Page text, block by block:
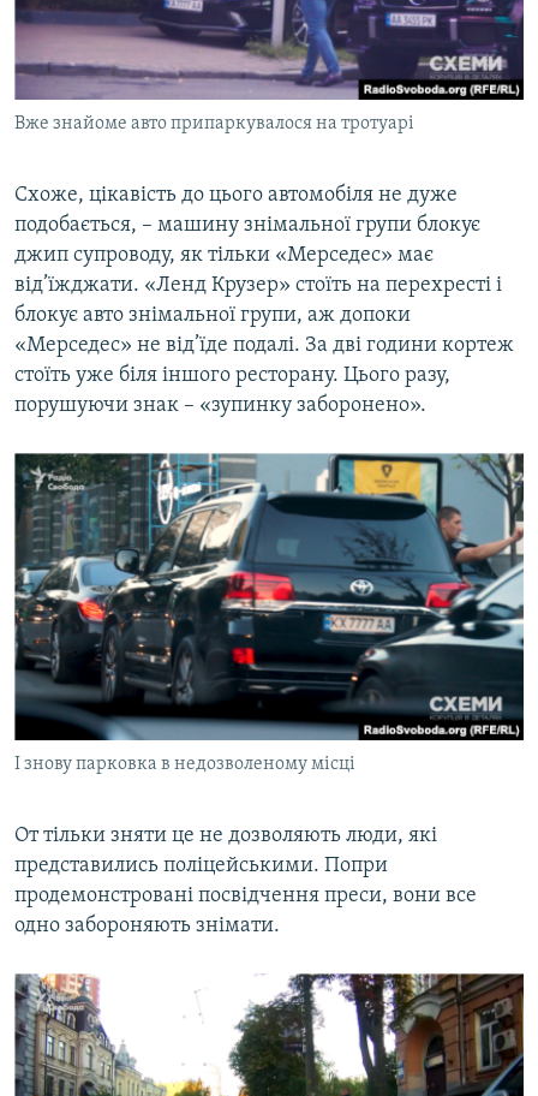
Вже знайоме авто припаркувалося на тротуарі
Схоже, цікавість до цього автомобіля не дуже
подобається, – машину знімальної групи блокує
джип супроводу, як тільки «Мерседес» має
від’їжджати. «Ленд Крузер» стоїть на перехресті і
блокує авто знімальної групи, аж допоки
«Мерседес» не від’їде подалі. За дві години кортеж
стоїть уже біля іншого ресторану. Цього разу,
порушуючи знак – «зупинку заборонено».
І знову парковка в недозволеному місці
От тільки зняти це не дозволяють люди, які
представились поліцейськими. Попри
продемонстровані посвідчення преси, вони все
одно забороняють знімати.